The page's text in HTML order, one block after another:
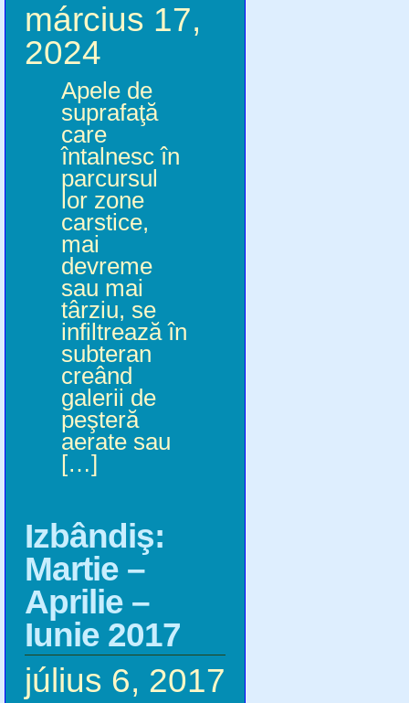
március 17,
2024
Apele de
suprafaţă
care
întalnesc în
parcursul
lor zone
carstice,
mai
devreme
sau mai
târziu, se
infiltrează în
subteran
creând
galerii de
peşteră
aerate sau
[…]
Izbândiş:
Martie –
Aprilie –
Iunie 2017
július 6, 2017